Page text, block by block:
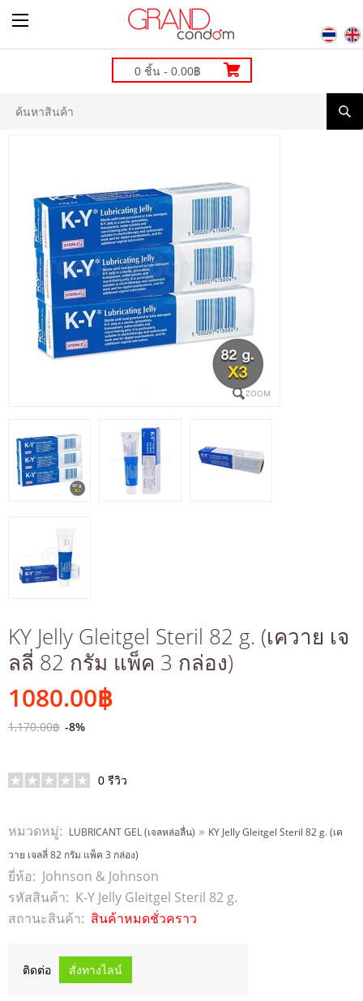
0 ชิ้น - 0.00฿
ZOOM
KY Jelly Gleitgel Steril 82 g. (เควาย เจ
ลลี่ 82 กรัม แพ็ค 3 กล่อง)
1080.00฿
1,170.00฿ -8%
0 รีวิว
หมวดหมู่: LUBRICANT GEL (เจลหล่อลื่น) » KY Jelly Gleitgel Steril 82 g. (เค
วาย เจลลี่ 82 กรัม แพ็ค 3 กล่อง)
ยี่ห้อ: Johnson & Johnson
รหัสสินค้า: K-Y Jelly Gleitgel Steril 82 g.
สถานะสินค้า: สินค้าหมดชั่วคราว
ติดต่อ